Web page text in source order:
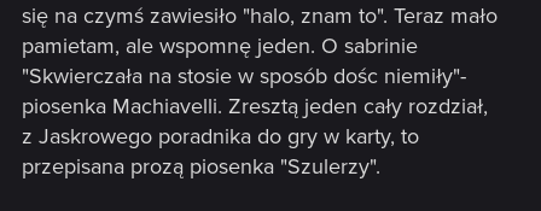
się na czymś zawiesiło "halo, znam to". Teraz mało
pamietam, ale wspomnę jeden. O sabrinie
"Skwierczała na stosie w sposób dośc niemiły"-
piosenka Machiavelli. Zresztą jeden cały rozdział,
z Jaskrowego poradnika do gry w karty, to
przepisana prozą piosenka "Szulerzy".